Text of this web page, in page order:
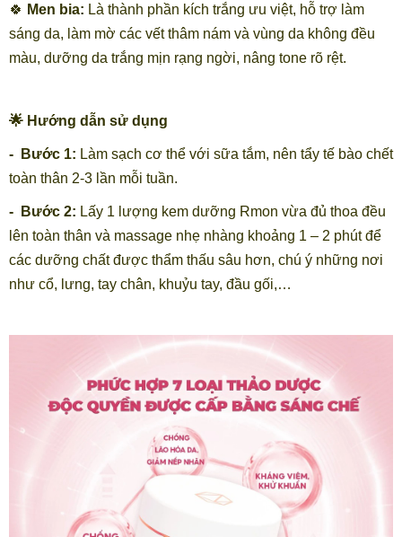
🍀 Men bia: Là thành phần kích trắng ưu việt, hỗ trợ làm
sáng da, làm mờ các vết thâm nám và vùng da không đều
màu, dưỡng da trắng mịn rạng ngời, nâng tone rõ rệt.
🌟 Hướng dẫn sử dụng
- Bước 1: Làm sạch cơ thể với sữa tắm, nên tẩy tế bào chết
toàn thân 2-3 lần mỗi tuần.
- Bước 2: Lấy 1 lượng kem dưỡng Rmon vừa đủ thoa đều
lên toàn thân và massage nhẹ nhàng khoảng 1 – 2 phút để
các dưỡng chất được thẩm thấu sâu hơn, chú ý những nơi
như cổ, lưng, tay chân, khuỷu tay, đầu gối,…